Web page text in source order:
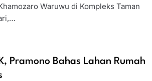
Waruwu di Kompleks Taman
Pramono Bahas Lahan Rumah